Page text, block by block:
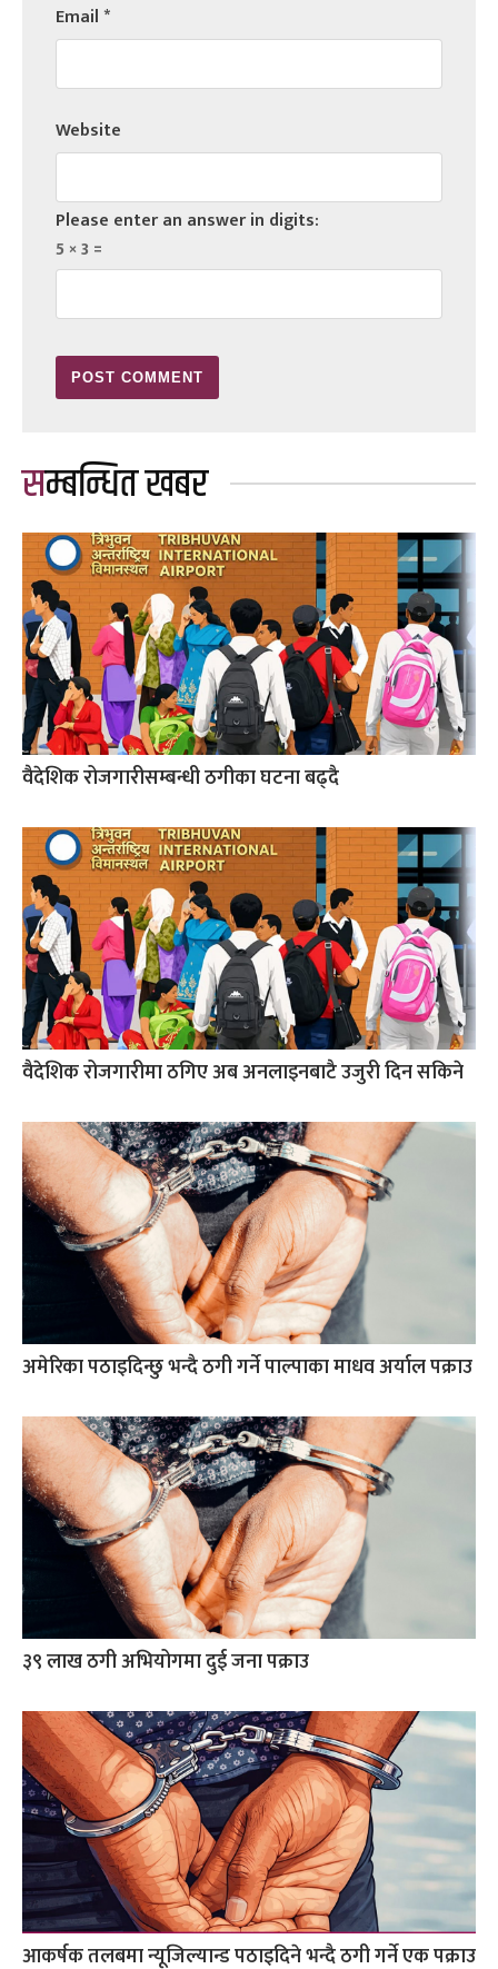
Email*
Website
Please enter an answer in digits:
5 × 3 =
सम्बन्धित खबर
वैदेशिक रोजगारीसम्बन्धी ठगीका घटना बढ्दै
वैदेशिक रोजगारीमा ठगिए अब अनलाइनबाटै उजुरी दिन सकिने
अमेरिका पठाइदिन्छु भन्दै ठगी गर्ने पाल्पाका माधव अर्याल पक्राउ
३९ लाख ठगी अभियोगमा दुई जना पक्राउ
आकर्षक तलबमा न्यूजिल्यान्ड पठाइदिने भन्दै ठगी गर्ने एक पक्राउ